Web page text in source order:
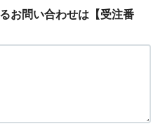
お問い合わせは【受注番